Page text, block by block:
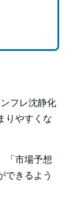
フレ沈静化
りやすくな
「市場予想
できるよう